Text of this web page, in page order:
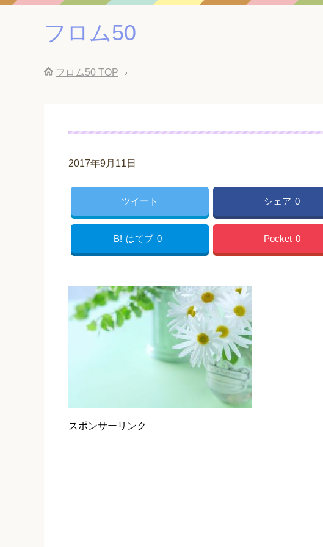
フロム50
フロム50 TOP
2017年9月11日
ツイート シェア 0
B! はてブ 0 Pocket 0
スポンサーリンク